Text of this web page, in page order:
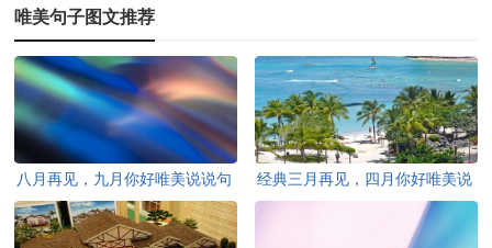
唯美句子图文推荐
八月再见，九月你好唯美说说句
子40句
经典三月再见，四月你好唯美说